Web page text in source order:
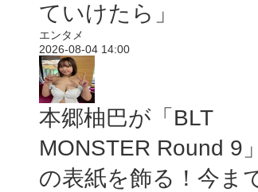
ていけたら」
エンタメ
2026-08-04 14:00
本郷柚巴が「BLT
MONSTER Round 9」
の表紙を飾る！今ま